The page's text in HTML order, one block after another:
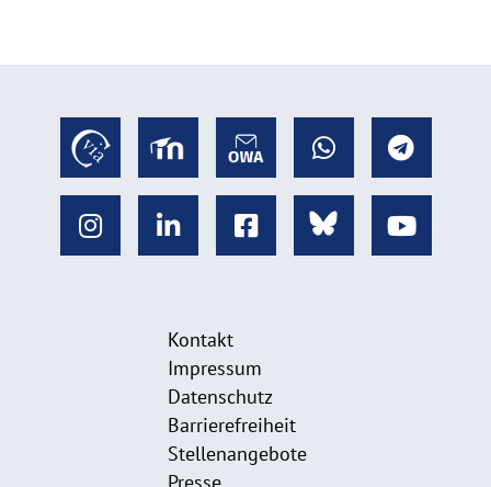
Kontakt
Impressum
Datenschutz
Barrierefreiheit
Stellenangebote